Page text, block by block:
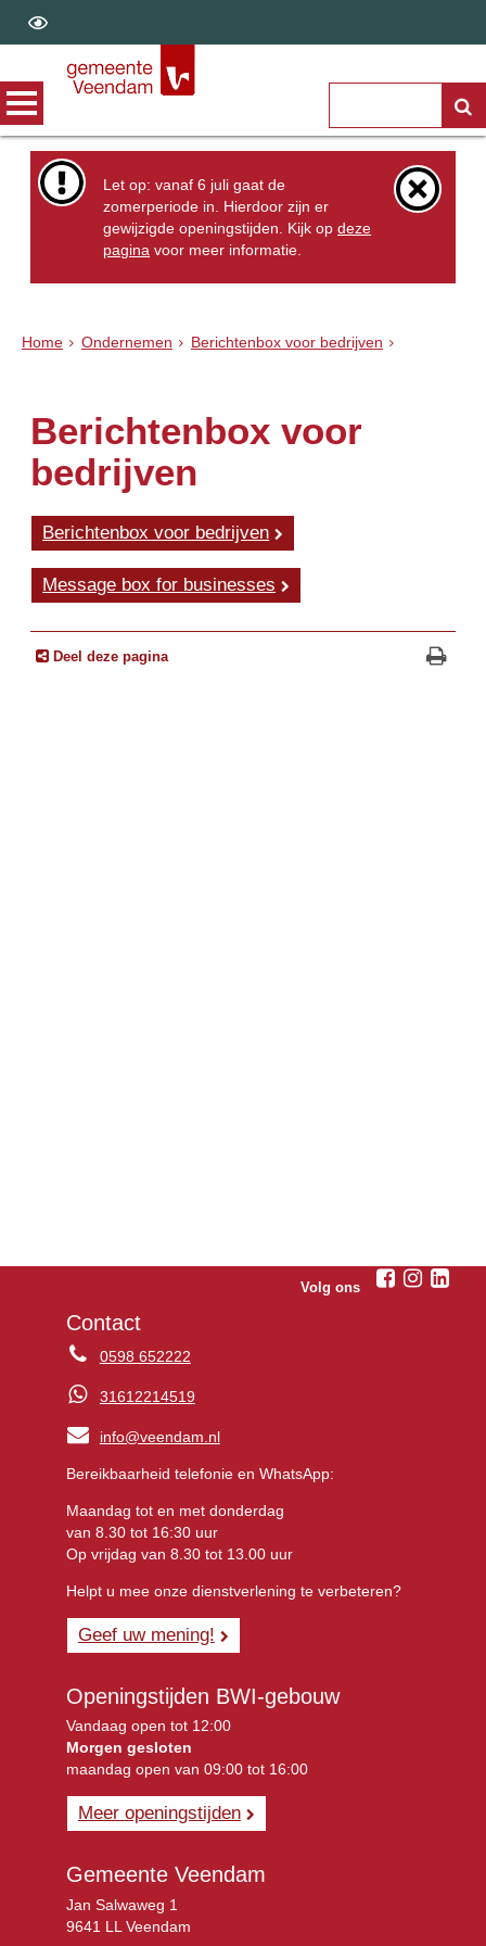
Let op: vanaf 6 juli gaat de
zomerperiode in. Hierdoor zijn er
gewijzigde openingstijden. Kijk opdeze
pagina voor meer informatie.
Home Ondernemen Berichtenbox voor bedrijven
Berichtenbox voor
bedrijven
Berichtenbox voor bedrijven
Message box for businesses
Deel deze pagina
Volg ons
Contact
0598 652222
31612214519
info@veendam.nl
Bereikbaarheid telefonie en WhatsApp:
Maandag tot en met donderdag
van 8.30 tot 16:30 uur
Op vrijdag van 8.30 tot 13.00 uur
Helpt u mee onze dienstverlening te verbeteren?
Geef uw mening!
Openingstijden BWI-gebouw
Vandaag open tot 12:00
Morgen gesloten
maandag open van 09:00 tot 16:00
Meer openingstijden
Gemeente Veendam
Jan Salwaweg 1
9641 LL Veendam